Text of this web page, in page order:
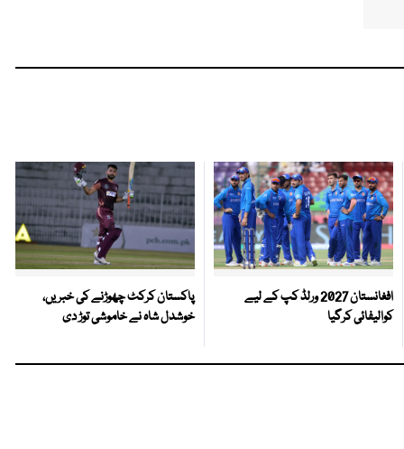
افغانستان 2027 ورلڈ کپ کے لیے
کوالیفائی کرگیا
پاکستان کرکٹ چھوڑنے کی خبریں،
خوشدل شاہ نے خاموشی توڑ دی